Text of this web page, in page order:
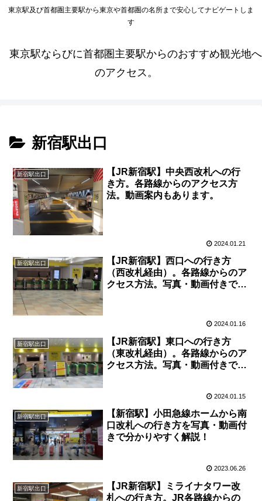
東京駅及び首都圏主要駅から東京や首都圏の名所まで安心してナビゲートしま
す
東京駅ならびに首都圏主要駅からのおすすめ観光地へ
のアクセス。
新宿駅出口
新宿駅出口
【JR新宿駅】中央西改札への行
き方。各路線からのアクセス方
法。動画案内もあります。
2024.01.21
新宿駅出口
【JR新宿駅】西口への行き方
（西改札経由）。各路線からのア
クセス方法。写真・動画付きで分
2024.01.16
新宿駅出口
【JR新宿駅】東口への行き方
（東改札経由）。各路線からのア
クセス方法。写真・動画付きで分
2024.01.15
新宿駅出口
【新宿駅】小田急線ホームから南
口改札への行き方を写真・動画付
きで分かりやすく解説！
2023.06.26
新宿駅出口
【JR新宿駅】ミライナタワー改
札への行き方。JR各路線からの